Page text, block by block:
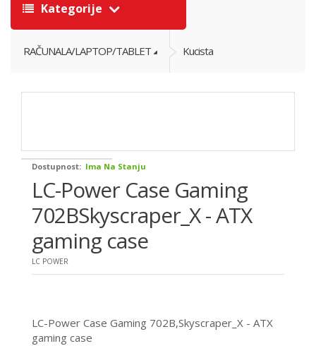
Kategorije
RAČUNALA/LAPTOP/TABLET Kucista
Dostupnost: Ima Na Stanju
LC-Power Case Gaming
702BSkyscraper_X - ATX
gaming case
LC POWER
LC-Power Case Gaming 702B,Skyscraper_X - ATX
gaming case